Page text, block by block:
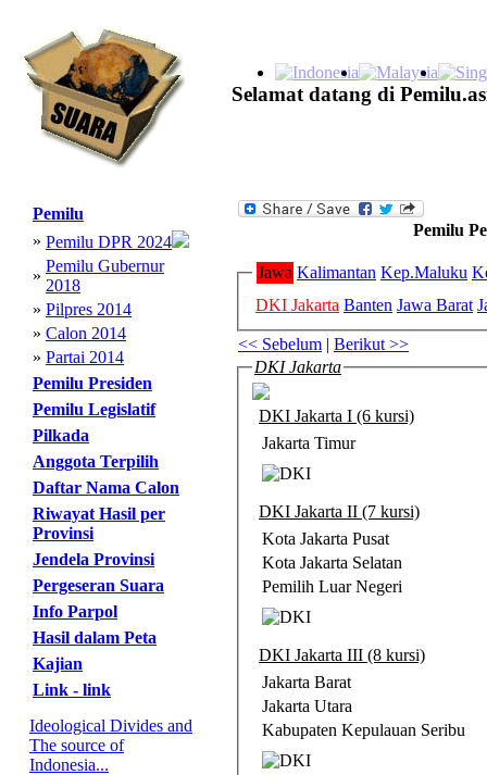
Selamat datang di
Pemilu
» Pemilu DPR 2024
»
Pemilu Gubernur
2018
» Pilpres 2014
» Calon 2014
» Partai 2014
Pemilu Presiden
Pemilu Legislatif
Pilkada
Anggota Terpilih
Daftar Nama Calon
Riwayat Hasil per
Provinsi
Jendela Provinsi
Pergeseran Suara
Info Parpol
Hasil dalam Peta
Kajian
Link - link
Ideological Divides and
The source of
Indonesia...
Pemilu
Jawa Kalimantan Kep.Maluku
DKI Jakarta Banten Jawa Barat
<< Sebelum | Berikut >>
DKI Jakarta
DKI Jakarta I (6 kursi)
Jakarta Timur
DKI Jakarta II (7 kursi)
Kota Jakarta Pusat
Kota Jakarta Selatan
Pemilih Luar Negeri
DKI Jakarta III (8 kursi)
Jakarta Barat
Jakarta Utara
Kabupaten Kepulauan Seribu